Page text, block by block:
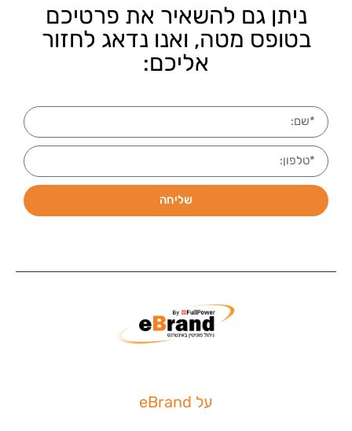
ניתן גם להשאיר את פרטיכם
בטופס מטה, ואנו נדאג לחזור
אליכם:
שליחה
על eBrand